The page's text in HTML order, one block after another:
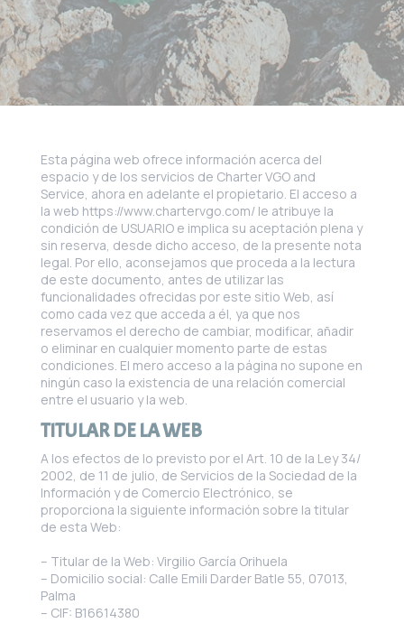
Esta página web ofrece información acerca del
espacio y de los servicios de Charter VGO and
Service, ahora en adelante el propietario. El acceso a
la web https://www.chartervgo.com/ le atribuye la
condición de USUARIO e implica su aceptación plena y
sin reserva, desde dicho acceso, de la presente nota
legal. Por ello, aconsejamos que proceda a la lectura
de este documento, antes de utilizar las
funcionalidades ofrecidas por este sitio Web, así
como cada vez que acceda a él, ya que nos
reservamos el derecho de cambiar, modificar, añadir
o eliminar en cualquier momento parte de estas
condiciones. El mero acceso a la página no supone en
ningún caso la existencia de una relación comercial
entre el usuario y la web.
TITULAR DE LA WEB
A los efectos de lo previsto por el Art. 10 de la Ley 34/
2002, de 11 de julio, de Servicios de la Sociedad de la
Información y de Comercio Electrónico, se
proporciona la siguiente información sobre la titular
de esta Web:
– Titular de la Web: Virgilio García Orihuela
– Domicilio social: Calle Emili Darder Batle 55, 07013,
Palma
– CIF: B16614380